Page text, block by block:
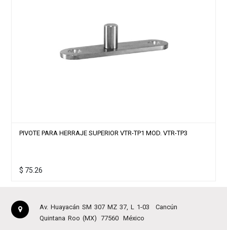
PIVOTE PARA HERRAJE SUPERIOR VTR-TP1 MOD. VTR-TP3
$ 75.26
Av. Huayacán SM 307 MZ 37, L 1-03
Cancún
Quintana Roo (MX)
77560 México